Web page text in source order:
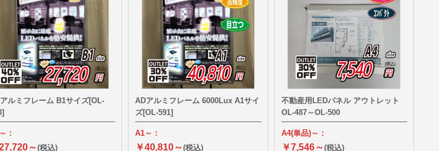
ルミフレーム B1サイズ[OL-
：
～(税込)
ADアルミフレーム 6000Lux A1サイ
ズ[OL-591]
A1～：
￥40,810～(税込)
不動産用LEDパネル アウトレット
OL-487～OL-500
A4(単品)～：
￥7,546～(税込)